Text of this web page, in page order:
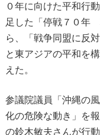
０年に向けた平和行
足した「停戦７０年
ら、「戦争同盟に反
と東アジアの平和を
えた。
参議院議員「沖縄の
化の危険な動き」を
の鈴木敏夫さんが行動